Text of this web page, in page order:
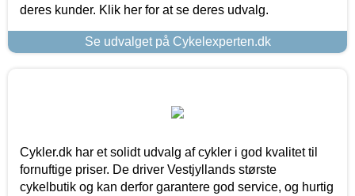
deres kunder. Klik her for at se deres udvalg.
Se udvalget på Cykelexperten.dk
Cykler.dk har et solidt udvalg af cykler i god kvalitet til
fornuftige priser. De driver Vestjyllands største
cykelbutik og kan derfor garantere god service, og hurtig